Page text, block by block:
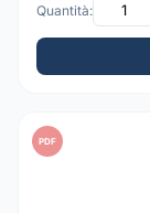
Quantità:
PDF